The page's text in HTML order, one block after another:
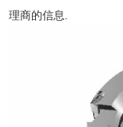
理商的信息.